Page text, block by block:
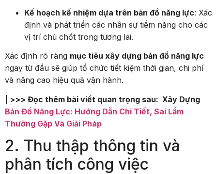
Kế hoạch kế nhiệm dựa trên bản đồ năng lực: Xác
định và phát triển các nhân sự tiềm năng cho các
vị trí chủ chốt trong tương lai.
Xác định rõ ràng mục tiêu xây dựng bản đồ năng lực
ngay từ đầu sẽ giúp tổ chức tiết kiệm thời gian, chi phí
và nâng cao hiệu quả vận hành.
| >>> Đọc thêm bài viết quan trọng sau: Xây Dựng
Bản Đồ Năng Lực: Hướng Dẫn Chi Tiết, Sai Lầm
Thường Gặp Và Giải Pháp
2. Thu thập thông tin và
phân tích công việc